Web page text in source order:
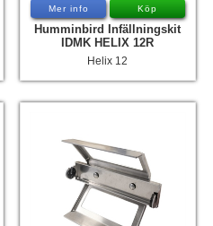
Mer info Köp
Humminbird Infällningskit
IDMK HELIX 12R
Helix 12